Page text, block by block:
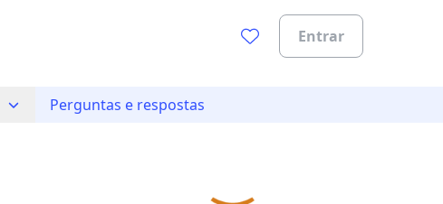
Entrar
Perguntas e respostas